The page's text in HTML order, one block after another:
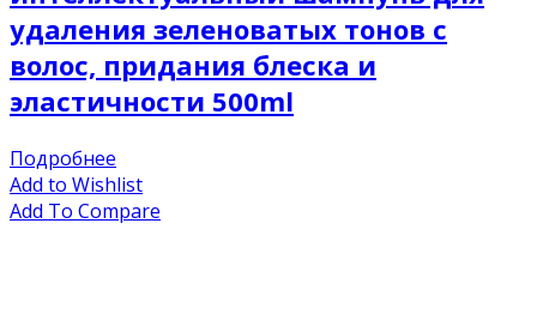
удаления зеленоватых тонов с
волос, придания блеска и
эластичности 500ml
Подробнее
Add to Wishlist
Add To Compare